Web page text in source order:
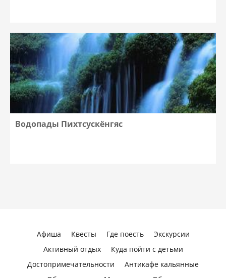
Водопады Пихтсускёнгяс
Афиша Квесты Где поесть
Экскурсии
Активный отдых
Куда пойти с детьми
Достопримечательности
Антикафе кальянные